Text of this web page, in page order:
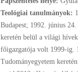
Teológiai tanulmányok:
Budapest; 1992. június
keretén belül a világi hívek
főigazgatója volt 1999-ig.
Tudományegyetem